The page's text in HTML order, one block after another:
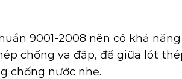
9001-2008 nên có khả
chống va đập, đế giữa lót
chống nước nhẹ.